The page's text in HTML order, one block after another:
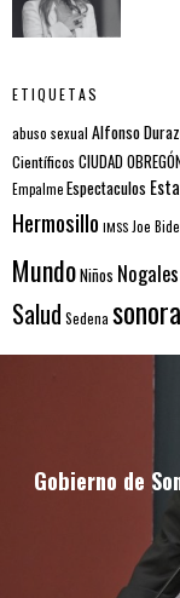
ETIQUETAS
abuso sexual Alfonso
Científicos CIUDAD
EmpalmeEspectaculos
Hermosillo IMSS Joe
MundoNiños Nogales
Salud Sedena sonora
Gobierno de